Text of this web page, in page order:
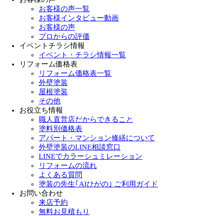
お客様の声一覧
お客様インタビュー動画
お客様の声
プロからの評価
イベントチラシ情報
イベント・チラシ情報一覧
リフォーム価格表
リフォーム価格表一覧
外壁塗装
屋根塗装
その他
お役立ち情報
職人直営店だからできること
塗料別価格表
アパート・マンション修繕について
外壁塗装のLINE相談窓口
LINEでカラーシュミレーション
リフォームの流れ
よくある質問
塗装の先生｢AIひがの｣ ご利用ガイド
お問い合わせ
来店予約
無料お見積もり